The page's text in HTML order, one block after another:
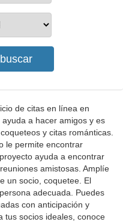
de citas en línea en
a hacer amigos y es
y citas románticas.
le permite encontrar
ayuda a encontrar
amistosas. Amplíe
un socio, coquetee. El
adecuada. Puedes
con anticipación y
tus socios ideales, conoce